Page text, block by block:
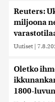
Reuters:
miljoona
Uutiset |
Oletko
1800-